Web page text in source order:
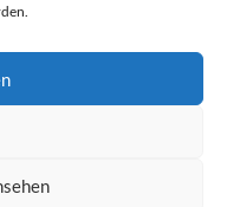
ÜBER
durch Google Analytics
klicken. Es wird ein
Ihrer Daten bei